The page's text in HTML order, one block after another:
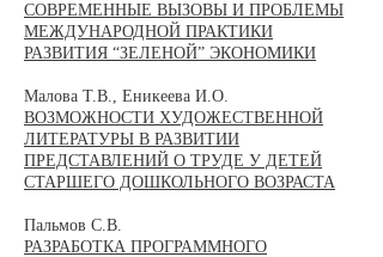
СОВРЕМЕННЫЕ ВЫЗОВЫ И ПРОБЛЕМЫ
МЕЖДУНАРОДНОЙ ПРАКТИКИ
РАЗВИТИЯ “ЗЕЛЕНОЙ” ЭКОНОМИКИ
Малова Т.В., Еникеева И.О.
ВОЗМОЖНОСТИ ХУДОЖЕСТВЕННОЙ
ЛИТЕРАТУРЫ В РАЗВИТИИ
ПРЕДСТАВЛЕНИЙ О ТРУДЕ У ДЕТЕЙ
СТАРШЕГО ДОШКОЛЬНОГО ВОЗРАСТА
Пальмов С.В.
РАЗРАБОТКА ПРОГРАММНОГО